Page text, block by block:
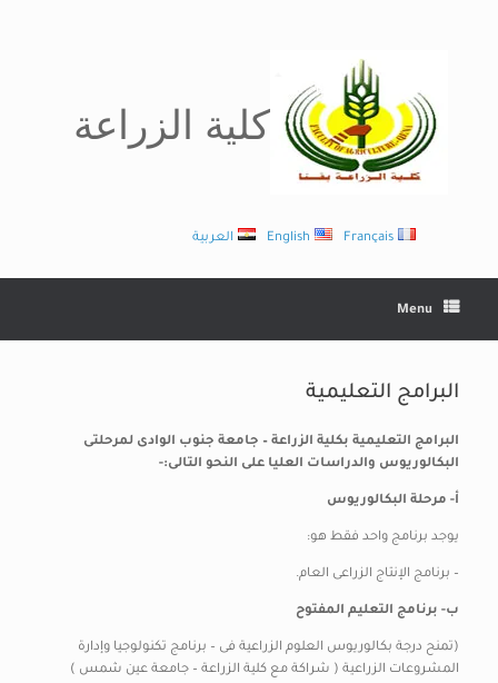
كلية الزراعة
العربية English Français
Menu
البرامج التعليمية
البرامج التعليمية بكلية الزراعة – جامعة جنوب الوادى لمرحلتى
البكالوريوس والدراسات العليا على النحو التالى:-
أ- مرحلة البكالوريوس
يوجد برنامج واحد فقط هو:
– برنامج الإنتاج الزراعى العام.
ب- برنامج التعليم المفتوح
(تمنح درجة بكالوريوس العلوم الزراعية فى – برنامج تكنولوجيا وإدارة
المشروعات الزراعية ( شراكة مع كلية الزراعة – جامعة عين شمس )